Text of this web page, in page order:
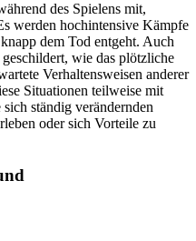
des Spielens mit,
werden hochintensive Kämpfe
dem Tod entgeht. Auch
wie das plötzliche
Verhaltensweisen anderer
Situationen teilweise mit
ständig verändernden
oder sich Vorteile zu